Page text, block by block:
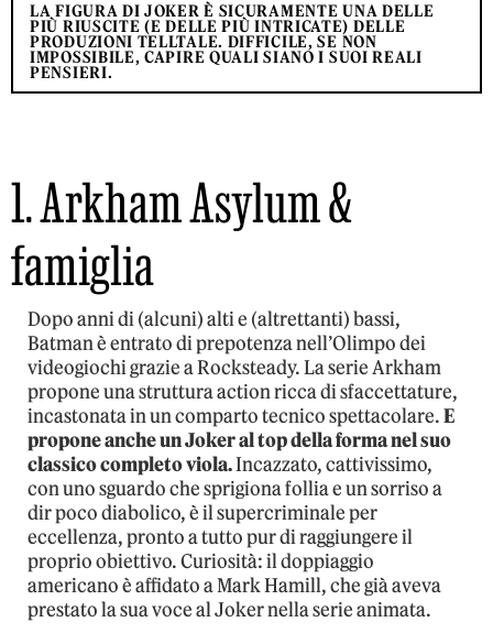
LA FIGURA DI JOKER È SICURAMENTE UNA DELLE
PIÙ RIUSCITE (E DELLE PIÙ INTRICATE) DELLE
PRODUZIONI TELLTALE. DIFFICILE, SE NON
IMPOSSIBILE, CAPIRE QUALI SIANO I SUOI REALI
PENSIERI.
1. Arkham Asylum &
famiglia
Dopo anni di (alcuni) alti e (altrettanti) bassi,
Batman è entrato di prepotenza nell’Olimpo dei
videogiochi grazie a Rocksteady. La serie Arkham
propone una struttura action ricca di sfaccettature,
incastonata in un comparto tecnico spettacolare.E
propone anche un Joker al top della forma nel suo
classico completo viola.Incazzato, cattivissimo,
con uno sguardo che sprigiona follia e un sorriso a
dir poco diabolico, è il supercriminale per
eccellenza, pronto a tutto pur di raggiungere il
proprio obiettivo. Curiosità: il doppiaggio
americano è affidato a Mark Hamill, che già aveva
prestato la sua voce al Joker nella serie animata.